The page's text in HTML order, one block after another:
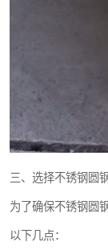
三、选择不锈钢圆
为了确保不锈钢圆
以下几点：